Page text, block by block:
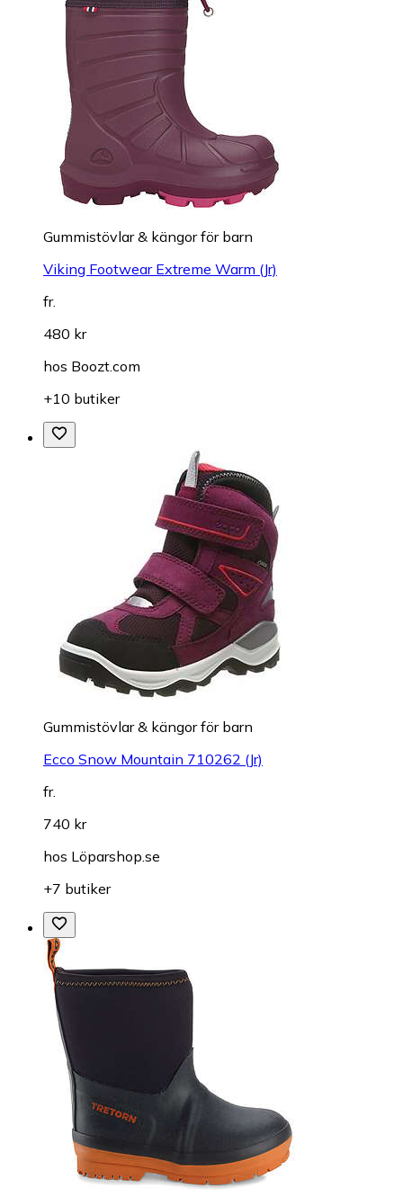
Gummistövlar & kängor för barn
Viking Footwear Extreme Warm (Jr)
fr.
480 kr
hos Boozt.com
+10 butiker
Gummistövlar & kängor för barn
Ecco Snow Mountain 710262 (Jr)
fr.
740 kr
hos Löparshop.se
+7 butiker